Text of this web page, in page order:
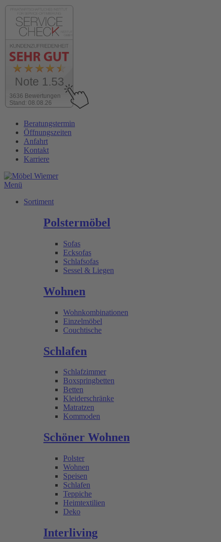
3636 Bewertungen
Stand: 08.08.26
Note 1.53
Inhalt
wechseln
Beratungstermin
Öffnungszeiten
Anfahrt
Kontakt
Karriere
Menü
Sortiment
Polstermöbel
Sofas
Ecksofas
Schlafsofas
Sessel & Liegen
Wohnen
Wohnkombinationen
Einzelmöbel
Couchtische
Schlafen
Schlafzimmer
Boxspringbetten
Betten
Kleiderschränke
Matratzen
Kommoden
Schöner Wohnen
Polster
Wohnen
Speisen
Schlafen
Teppiche
Heimtextilien
Deko
Interliving